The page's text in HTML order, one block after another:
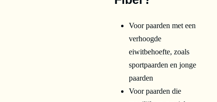
Voor paarden met een
verhoogde
eiwitbehoefte, zoals
sportpaarden en jonge
paarden
Voor paarden die